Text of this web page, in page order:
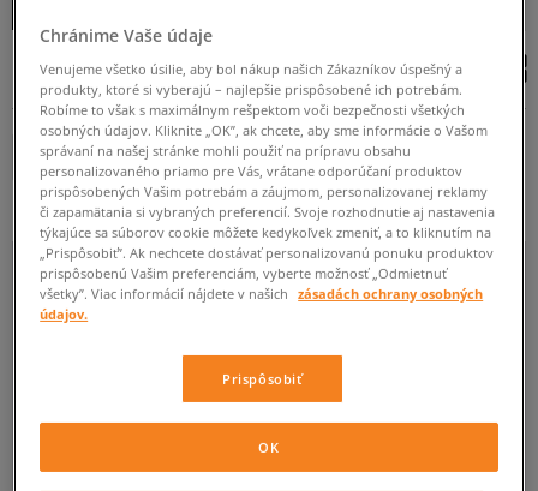
Viac
41 1/3 42 42 2/3 43 1/3 44
ADIDAS Odstráň
Chránime Vaše údaje
Venujeme všetko úsilie, aby bol nákup našich Zákazníkov úspešný a
produkty, ktoré si vyberajú – najlepšie prispôsobené ich potrebám.
Robíme to však s maximálnym rešpektom voči bezpečnosti všetkých
osobných údajov. Kliknite „OK”, ak chcete, aby sme informácie o Vašom
správaní na našej stránke mohli použiť na prípravu obsahu
personalizovaného priamo pre Vás, vrátane odporúčaní produktov
prispôsobených Vašim potrebám a záujmom, personalizovanej reklamy
či zapamätania si vybraných preferencií. Svoje rozhodnutie aj nastavenia
týkajúce sa súborov cookie môžete kedykoľvek zmeniť, a to kliknutím na
„Prispôsobiť”. Ak nechcete dostávať personalizovanú ponuku produktov
prispôsobenú Vašim preferenciám, vyberte možnosť „Odmietnuť
všetky”. Viac informácií nájdete v našich
zásadách ochrany osobných
údajov.
Prispôsobiť
OK